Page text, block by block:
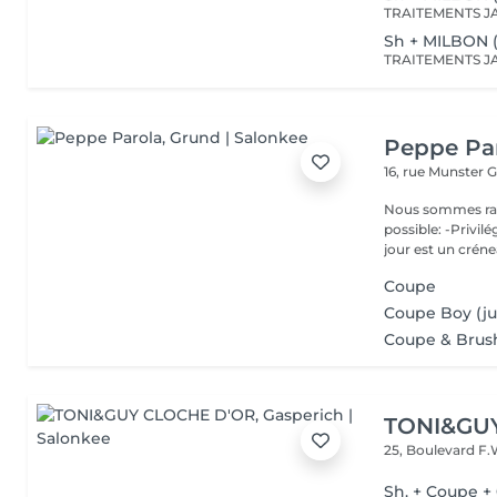
Sh +
Peppe
16, rue Munster
Nous sommes ravis de
possible: -
jour est un
Coupe
Coupe Boy
Coupe &
25, Boulevard
Sh. + Coupe